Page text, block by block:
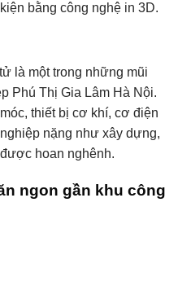
bằng công nghệ in 3D.
là một trong những mũi
Phú Thị Gia Lâm Hà Nội.
thiết bị cơ khí, cơ điện
nặng như xây dựng,
hoan nghênh.
ngon gần khu công